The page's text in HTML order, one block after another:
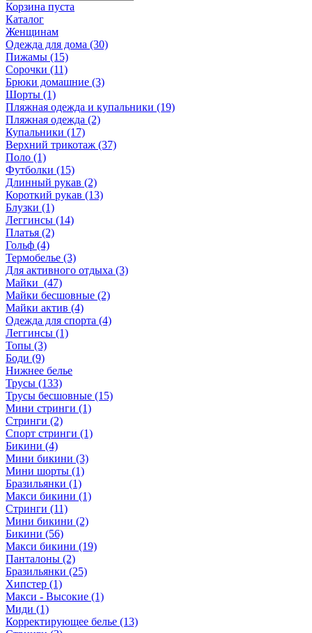
Корзина пуста
Каталог
Женщинам
Одежда для дома (30)
Пижамы (15)
Сорочки (11)
Брюки домашние (3)
Шорты (1)
Пляжная одежда и купальники (19)
Пляжная одежда (2)
Купальники (17)
Верхний трикотаж (37)
Поло (1)
Футболки (15)
Длинный рукав (2)
Короткий рукав (13)
Блузки (1)
Леггинсы (14)
Платья (2)
Гольф (4)
Термобелье (3)
Для активного отдыха (3)
Майки (47)
Майки бесшовные (2)
Майки актив (4)
Одежда для спорта (4)
Леггинсы (1)
Топы (3)
Боди (9)
Нижнее белье
Трусы (133)
Трусы бесшовные (15)
Мини стринги (1)
Стринги (2)
Спорт стринги (1)
Бикини (4)
Мини бикини (3)
Мини шорты (1)
Бразильянки (1)
Макси бикини (1)
Стринги (11)
Мини бикини (2)
Бикини (56)
Макси бикини (19)
Панталоны (2)
Бразильянки (25)
Хипстер (1)
Макси - Высокие (1)
Миди (1)
Корректирующее белье (13)